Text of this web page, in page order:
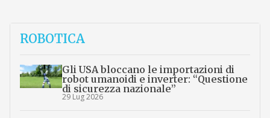
ROBOTICA
Gli USA bloccano le importazioni di
robot umanoidi e inverter: “Questione
di sicurezza nazionale”
29 Lug 2026